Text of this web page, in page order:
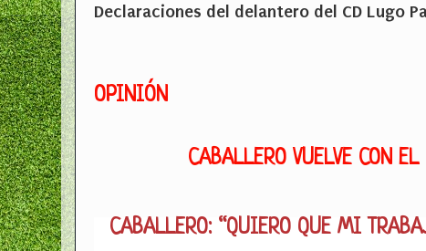
Declaraciones del delantero del CD Lugo
OPINIÓN
CABALLERO VUELVE CON
CABALLERO: “QUIERO QUE MI